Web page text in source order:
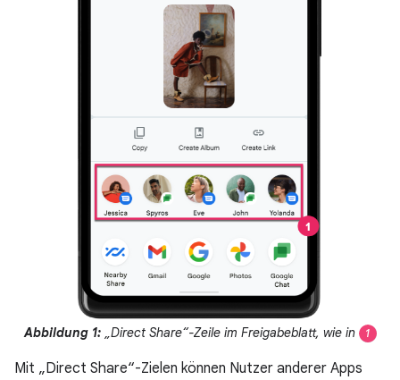
Abbildung 1: „Direct Share“-Zeile im Freigabeblatt, wie in 1
Mit „Direct Share“-Zielen können Nutzer anderer Apps